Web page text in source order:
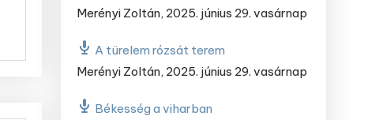
Merényi Zoltán, 2025. június 29. vasárnap
A türelem rózsát terem
Merényi Zoltán, 2025. június 29. vasárnap
Békesség a viharban